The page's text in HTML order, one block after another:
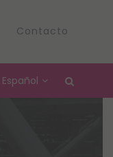
Español
Contacto